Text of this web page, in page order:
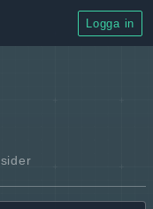
Logga in